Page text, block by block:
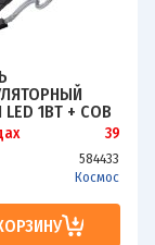
1ВТ + COB
ЗУМ АККУМ.
1А.Ч USB-
ПЛАСТИК
39
584433
Космос